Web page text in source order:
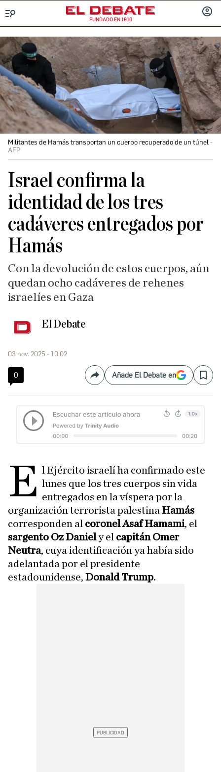
FUNDADO EN 1910
Militantes de Hamás transportan un cuerpo recuperado de un túnel
AFP
Israel confirma la
identidad de los tres
cadáveres entregados por
Hamás
Con la devolución de estos cuerpos, aún
quedan ocho cadáveres de rehenes
israelíes en Gaza
El Debate
03 nov. 2025 - 10:02
0 CompartirAñade El Debate en Save
E l Ejército israelí ha confirmado este
lunes que los tres cuerpos sin vida
entregados en la víspera por la
organización terrorista palestina Hamás
corresponden al coronel Asaf Hamami, el
sargento Oz Daniely el capitán Omer
Neutra, cuya identificación ya había sido
adelantada por el presidente
estadounidense, Donald Trump.